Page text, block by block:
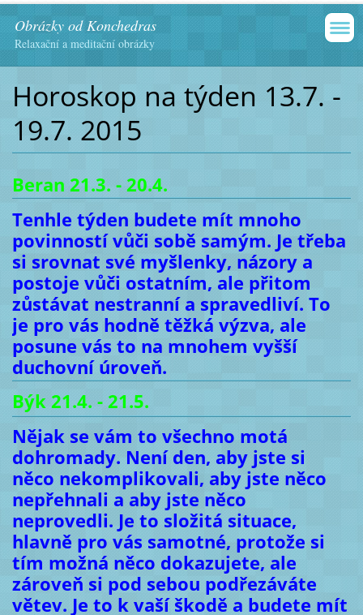
Obrázky od Konchedras
Relaxační a meditační obrázky
Horoskop na týden 13.7. -
19.7. 2015
Beran 21.3. - 20.4.
Tenhle týden budete mít mnoho
povinností vůči sobě samým. Je třeba
si srovnat své myšlenky, názory a
postoje vůči ostatním, ale přitom
zůstávat nestranní a spravedliví. To
je pro vás hodně těžká výzva, ale
posune vás to na mnohem vyšší
duchovní úroveň.
Býk 21.4. - 21.5.
Nějak se vám to všechno motá
dohromady. Není den, aby jste si
něco nekomplikovali, aby jste něco
nepřehnali a aby jste něco
neprovedli. Je to složitá situace,
hlavně pro vás samotné, protože si
tím možná něco dokazujete, ale
zároveň si pod sebou podřezáváte
větev. Je to k vaší škodě a budete mít